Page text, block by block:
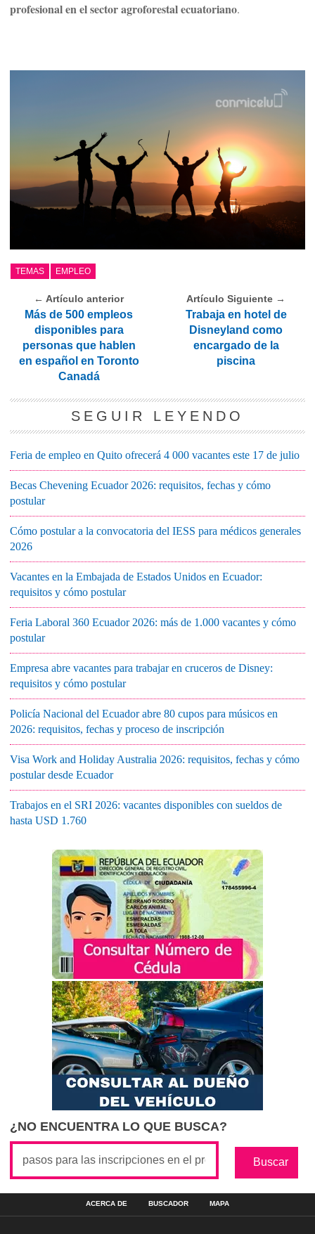
profesional en el sector agroforestal ecuatoriano.
TEMAS EMPLEO
← Artículo anterior
Más de 500 empleos
disponibles para
personas que hablen
en español en Toronto
Canadá
Artículo Siguiente →
Trabaja en hotel de
Disneyland como
encargado de la
piscina
SEGUIR LEYENDO
Feria de empleo en Quito ofrecerá 4 000 vacantes este 17 de julio
Becas Chevening Ecuador 2026: requisitos, fechas y cómo
postular
Cómo postular a la convocatoria del IESS para médicos generales
2026
Vacantes en la Embajada de Estados Unidos en Ecuador:
requisitos y cómo postular
Feria Laboral 360 Ecuador 2026: más de 1.000 vacantes y cómo
postular
Empresa abre vacantes para trabajar en cruceros de Disney:
requisitos y cómo postular
Policía Nacional del Ecuador abre 80 cupos para músicos en
2026: requisitos, fechas y proceso de inscripción
Visa Work and Holiday Australia 2026: requisitos, fechas y cómo
postular desde Ecuador
Trabajos en el SRI 2026: vacantes disponibles con sueldos de
hasta USD 1.760
¿NO ENCUENTRA LO QUE BUSCA?
ACERCA DE BUSCADOR MAPA